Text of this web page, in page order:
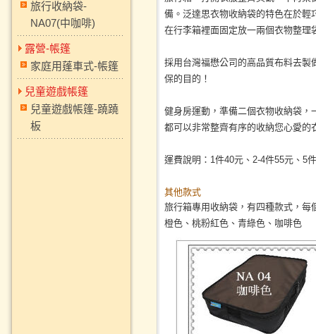
旅行收納袋-
NA07(中咖啡)
露營-帳篷
家庭用蓬車式-帳篷
兒童遊戲帳篷
兒童遊戲帳篷-蹺蹺
板
備。泛達思衣物收納袋的特色在於
在行李箱裡面固定放一兩個衣物整
採用台灣福懋公司的高品質布料去製
保的目的！
健身房運動，準備二個衣物收納袋，
都可以非常整齊有序的收納您心愛的
運費說明：1件40元、2-4件55元、5
其他款式
旅行箱專用收納袋，有四種款式，每
橙色、桃粉紅色、青綠色、咖啡色